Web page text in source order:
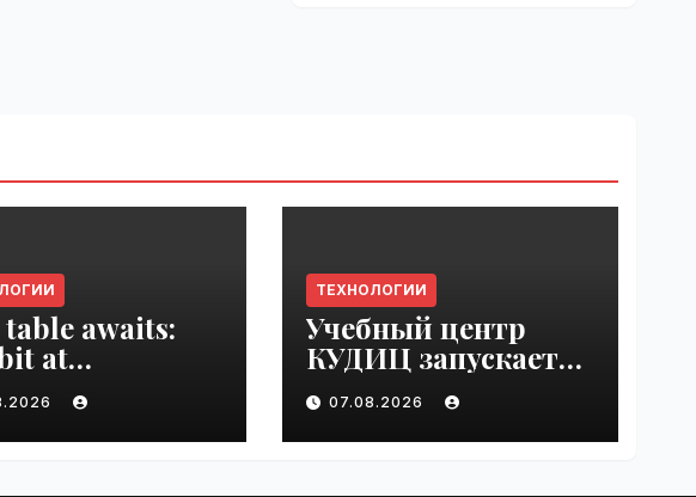
awaits:
at
Disrupt
be seen by
|
ТЕХНОЛОГИИ
Учебный центр
КУДИЦ запускает
авторизованный
курс по
администрировани
07.08.2026